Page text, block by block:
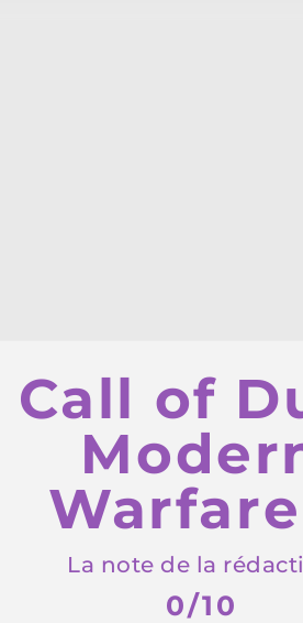
Call of
La note de la
0/10